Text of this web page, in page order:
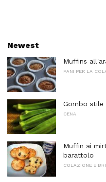
Newest
Muffins
PANI PER LA
Gombo stile
CENA
Muffin ai
barattolo
COLAZIONE E